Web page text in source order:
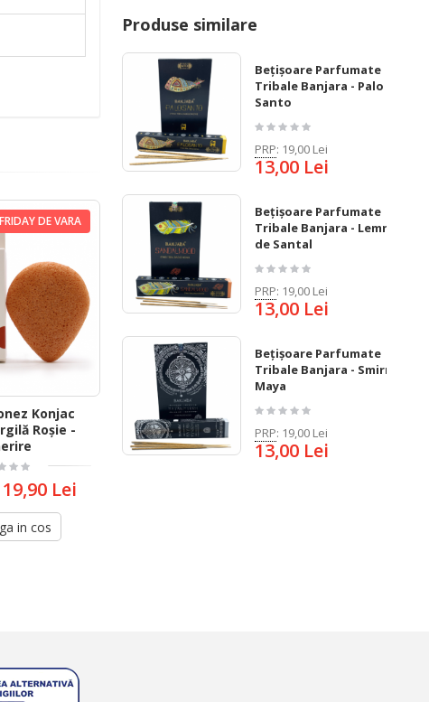
DE VARA
Konjac
Roșie -
19,90 Lei
in cos
Produse similare
Bețișoare Parfumate
Tribale Banjara - Palo
Santo
PRP: 19,00 Lei
13,00 Lei
Bețișoare Parfumate
Tribale Banjara - Lemn
de Santal
PRP: 19,00 Lei
13,00 Lei
Bețișoare Parfumate
Tribale Banjara - Smirnă
Maya
PRP: 19,00 Lei
13,00 Lei